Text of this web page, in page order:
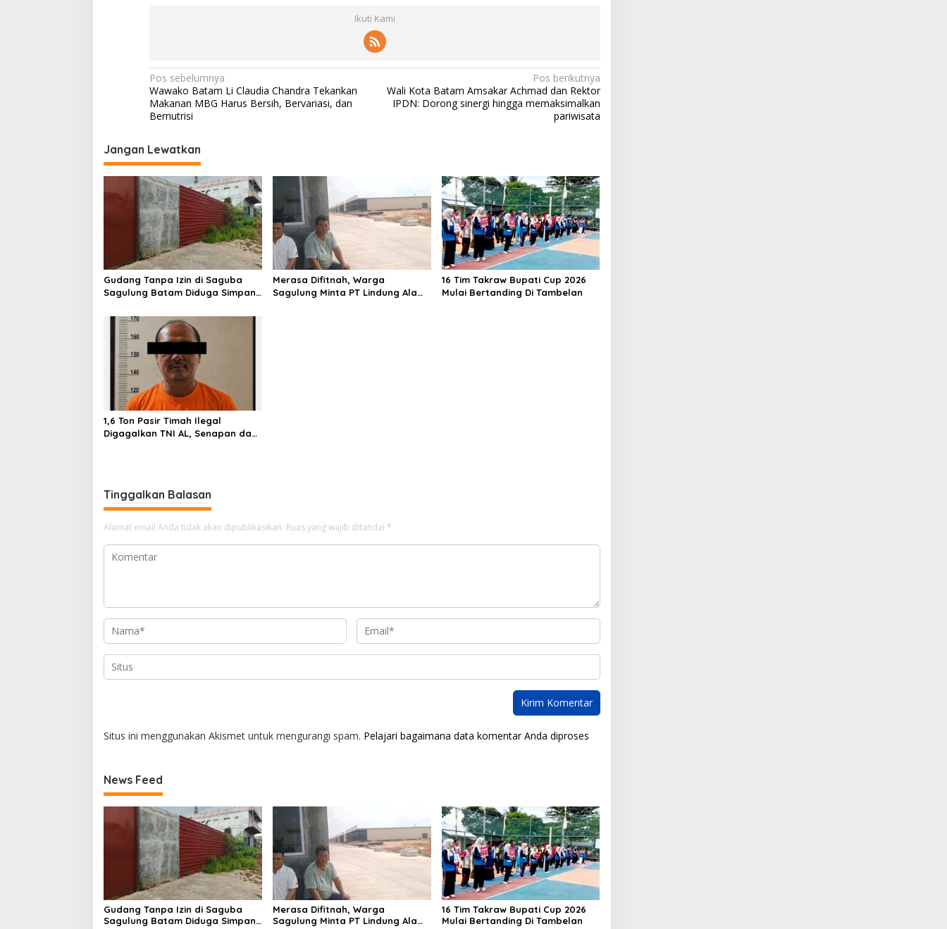
Ikuti Kami
N
a
v
i
g
a
s
i
p
o
s
Pos sebelumnya
Wawako Batam Li Claudia Chandra Tekankan
Makanan MBG Harus Bersih, Bervariasi, dan
Bernutrisi
Pos berikutnya
Wali Kota Batam Amsakar Achmad dan Rektor
IPDN: Dorong sinergi hingga memaksimalkan
pariwisata
Jangan Lewatkan
Gudang Tanpa Izin di Saguba
Sagulung Batam Diduga Simpan
Terancam Bahaya Kebakaran
Merasa Difitnah, Warga
Sagulung Minta PT Lindung Alam
16 Tim Takraw Bupati Cup 2026
Mulai Bertanding Di Tambelan
1,6 Ton Pasir Timah Ilegal
Digagalkan TNI AL, Senapan dan
Tinggalkan Balasan
Alamat email Anda tidak akan dipublikasikan. Ruas yang wajib ditandai *
Situs ini menggunakan Akismet untuk mengurangi spam. Pelajari bagaimana data komentar Anda diproses
News Feed
Gudang Tanpa Izin di Saguba
Sagulung Batam Diduga Simpan
Merasa Difitnah, Warga
Sagulung Minta PT Lindung Alam
16 Tim Takraw Bupati Cup 2026
Mulai Bertanding Di Tambelan